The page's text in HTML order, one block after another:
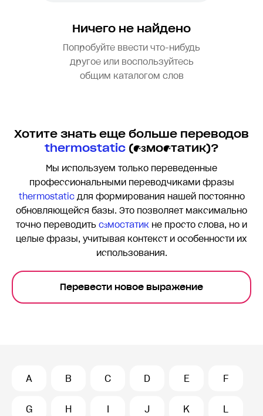
Ничего не найдено
Попробуйте ввести что-нибудь
другое или воспользуйтесь
общим каталогом слов
Хотите знать еще больше переводов
thermostatic(сɜмостатик)?
Мы используем только переведенные
профессиональными переводчиками фразы
thermostaticдля формирования нашей постоянно
обновляющейся базы. Это позволяет максимально
точно переводить сɜмостатик не просто слова, но и
целые фразы, учитывая контекст и особенности их
использования.
Перевести новое выражение
A B C D E F
G H I J K L